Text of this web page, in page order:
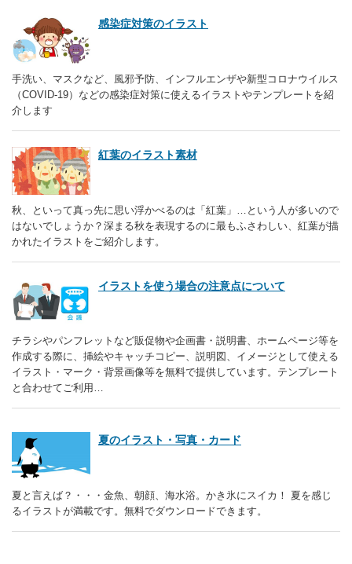
感染症対策のイラスト
手洗い、マスクなど、風邪予防、インフルエンザや新型コロナウイルス
（COVID-19）などの感染症対策に使えるイラストやテンプレートを紹
介します
紅葉のイラスト素材
秋、といって真っ先に思い浮かべるのは「紅葉」…という人が多いので
はないでしょうか？深まる秋を表現するのに最もふさわしい、紅葉が描
かれたイラストをご紹介します。
イラストを使う場合の注意点について
チラシやパンフレットなど販促物や企画書・説明書、ホームページ等を
作成する際に、挿絵やキャッチコピー、説明図、イメージとして使える
イラスト・マーク・背景画像等を無料で提供しています。テンプレート
と合わせてご利用…
夏のイラスト・写真・カード
夏と言えば？・・・金魚、朝顔、海水浴。かき氷にスイカ！ 夏を感じ
るイラストが満載です。無料でダウンロードできます。